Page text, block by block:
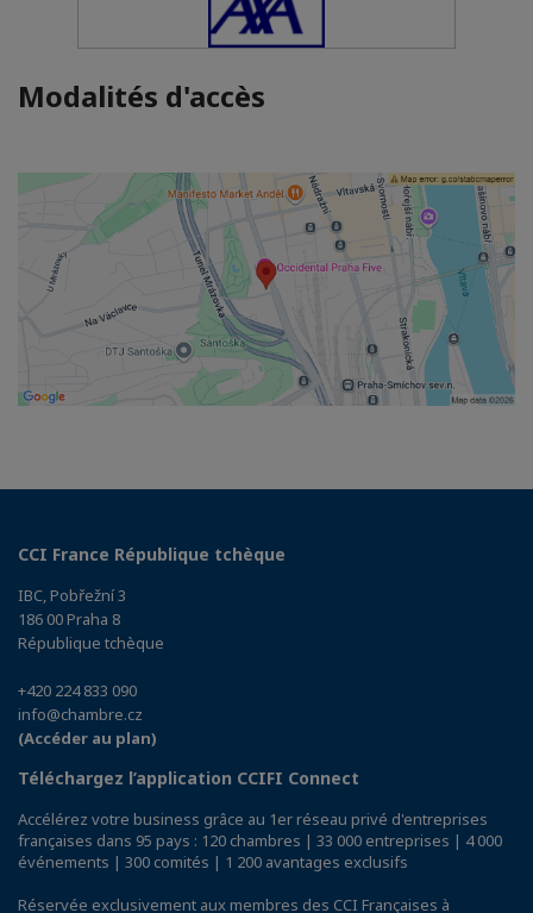
Modalités d'accès
CCI France République tchèque
IBC, Pobřežní 3
186 00 Praha 8
République tchèque
+420 224 833 090
info@chambre.cz
(Accéder au plan)
Téléchargez l’application CCIFI Connect
Accélérez votre business grâce au 1er réseau privé d'entreprises
françaises dans 95 pays : 120 chambres | 33 000 entreprises | 4 000
événements | 300 comités | 1 200 avantages exclusifs
Réservée exclusivement aux membres des CCI Françaises à